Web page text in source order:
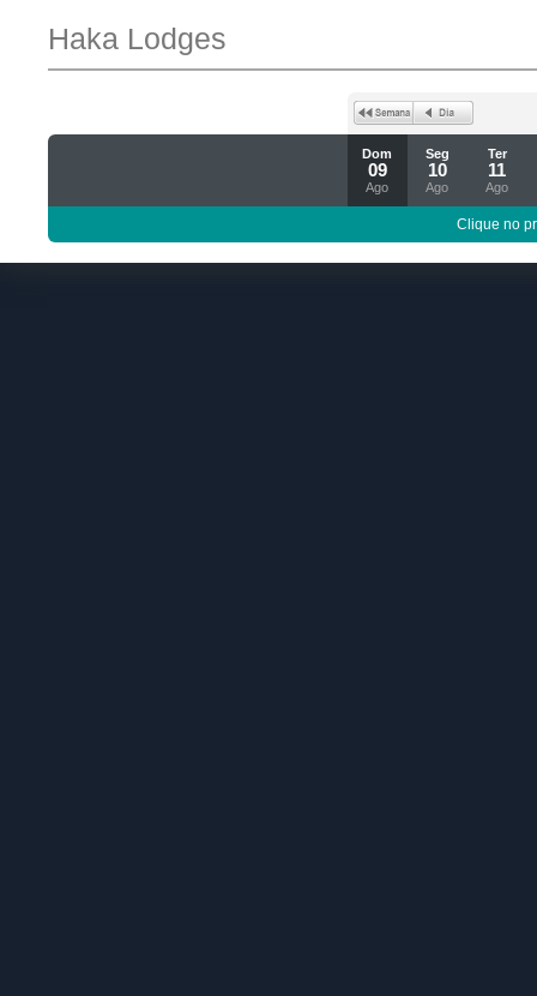
Haka Lodges
Dom
09
Ago
Seg
10
Ago
Ter
11
Ago
Clique no